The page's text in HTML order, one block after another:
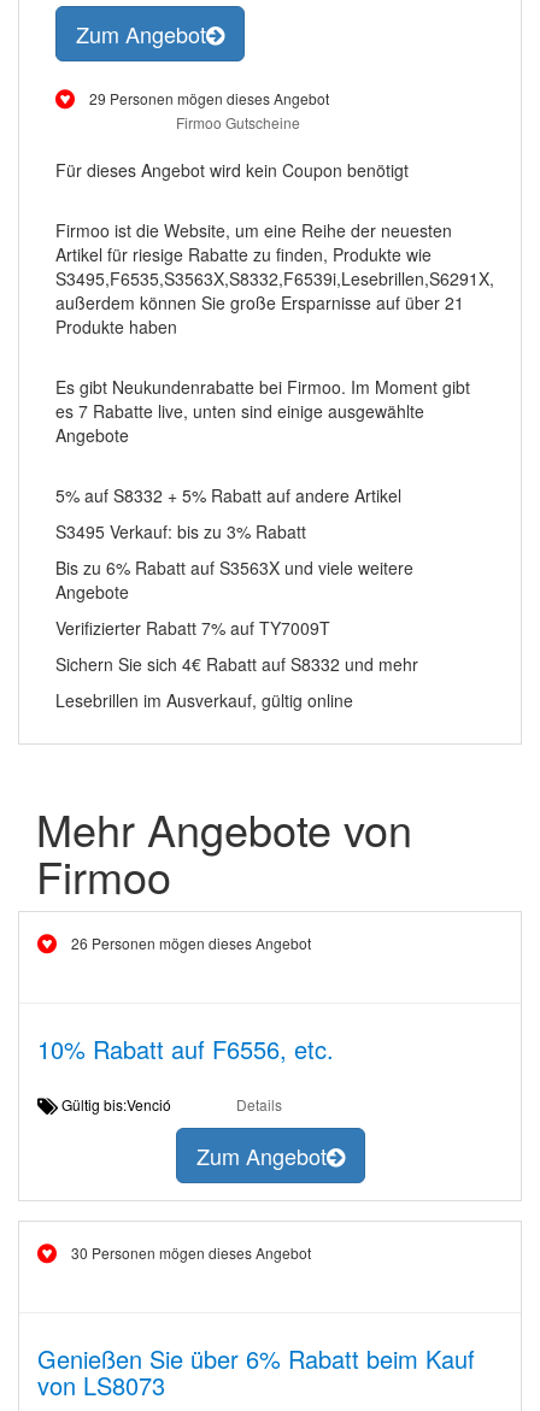
Zum Angebot
29 Personen mögen dieses Angebot
Firmoo Gutscheine
Für dieses Angebot wird kein Coupon benötigt
Firmoo ist die Website, um eine Reihe der neuesten
Artikel für riesige Rabatte zu finden, Produkte wie
S3495,F6535,S3563X,S8332,F6539i,Lesebrillen,S6291X,
außerdem können Sie große Ersparnisse auf über 21
Produkte haben
Es gibt Neukundenrabatte bei Firmoo. Im Moment gibt
es 7 Rabatte live, unten sind einige ausgewählte
Angebote
5% auf S8332 + 5% Rabatt auf andere Artikel
S3495 Verkauf: bis zu 3% Rabatt
Bis zu 6% Rabatt auf S3563X und viele weitere
Angebote
Verifizierter Rabatt 7% auf TY7009T
Sichern Sie sich 4€ Rabatt auf S8332 und mehr
Lesebrillen im Ausverkauf, gültig online
Mehr Angebote von
Firmoo
26 Personen mögen dieses Angebot
10% Rabatt auf F6556, etc.
Gültig bis:Venció Details
Zum Angebot
30 Personen mögen dieses Angebot
Genießen Sie über 6% Rabatt beim Kauf
von LS8073